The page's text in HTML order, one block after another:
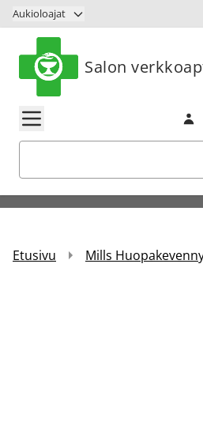
Siirry sisältöön
Aukioloajat
Salon
Etusivu Mills